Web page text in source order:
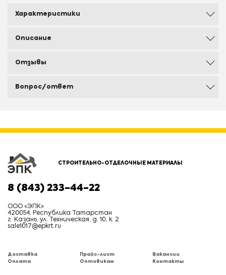
Характеристики
Описание
Отзывы
Вопрос/ответ
СТРОИТЕЛЬНО-ОТДЕЛОЧНЫЕ МАТЕРИАЛЫ
8 (843) 233-44-22
ООО «ЭПК»
420054, Республика Татарстан
г. Казань, ул. Техническая, д. 10, к. 2
sale1017@epkrt.ru
Доставка
Оплата
Прайс-лист
Оптовикам
Вакансии
Контакты